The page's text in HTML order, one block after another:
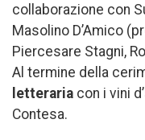
collaborazione con
Masolino D’Amico
Piercesare Stagni,
Al termine della
letteraria con i vini
Contesa.